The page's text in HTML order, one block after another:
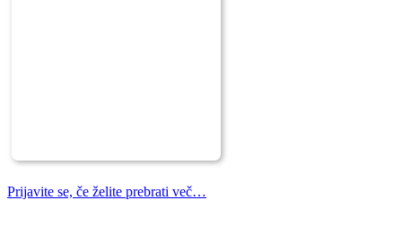
Prijavite se, če želite prebrati več…